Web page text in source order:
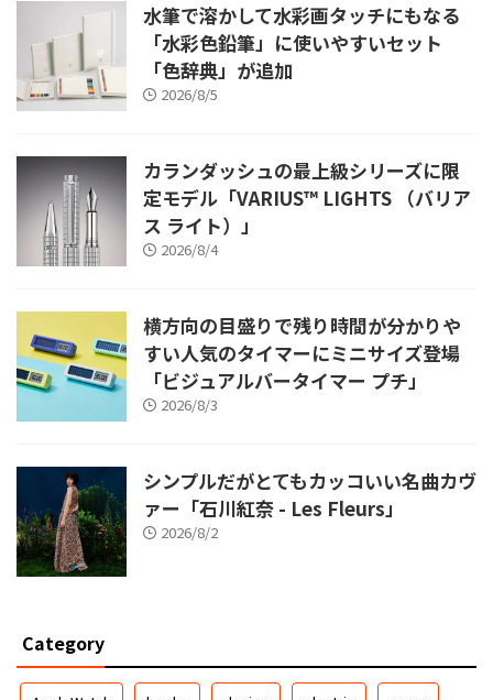
水筆で溶かして水彩画タッチにもなる
「水彩色鉛筆」に使いやすいセット
「色辞典」が追加
2026/8/5
カランダッシュの最上級シリーズに限
定モデル「VARIUS™ LIGHTS （バリア
ス ライト）」
2026/8/4
横方向の目盛りで残り時間が分かりや
すい人気のタイマーにミニサイズ登場
「ビジュアルバータイマー プチ」
2026/8/3
シンプルだがとてもカッコいい名曲カヴ
ァー「石川紅奈 - Les Fleurs」
2026/8/2
Category